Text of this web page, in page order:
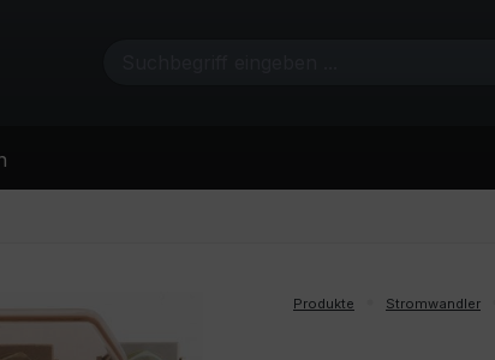
Produkte Stromwandler